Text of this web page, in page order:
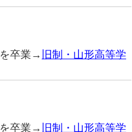
を卒業→ 旧制・山形高等学
を卒業→ 旧制・山形高等学